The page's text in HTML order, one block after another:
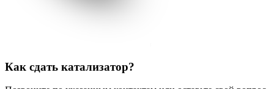
Как сдать катализатор?